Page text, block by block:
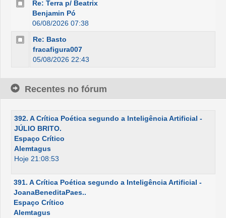
Re: Terra p/ Beatrix
Benjamin Pó
06/08/2026 07:38
Re: Basto
fracafigura007
05/08/2026 22:43
Recentes no fórum
392. A Crítica Poética segundo a Inteligência Artificial -
JÚLIO BRITO.
Espaço Crítico
Alemtagus
Hoje 21:08:53
391. A Crítica Poética segundo a Inteligência Artificial -
JoanaBeneditaPaes..
Espaço Crítico
Alemtagus